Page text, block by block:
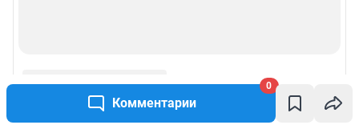
Комментарии
0